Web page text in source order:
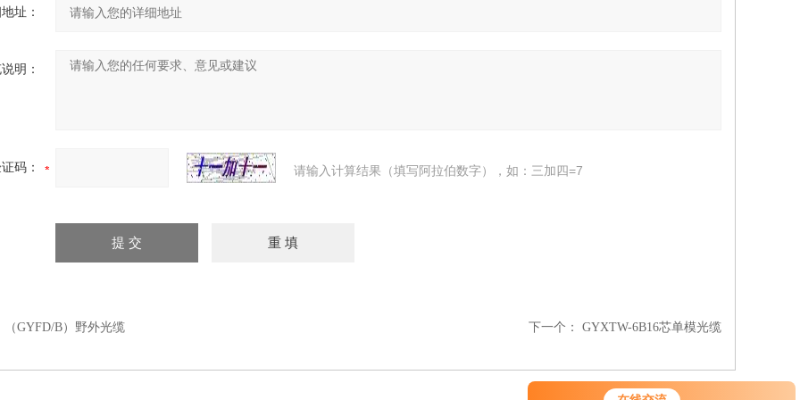
址：
明：
码： 请输入计算结果（填写阿拉伯数字），如：三加四=7
（GYFD/B）野外光缆 下一个： GYXTW-6B16芯单模光缆